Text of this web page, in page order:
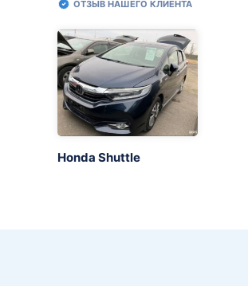
ОТЗЫВ НАШЕГО КЛИЕНТА
Honda Shuttle